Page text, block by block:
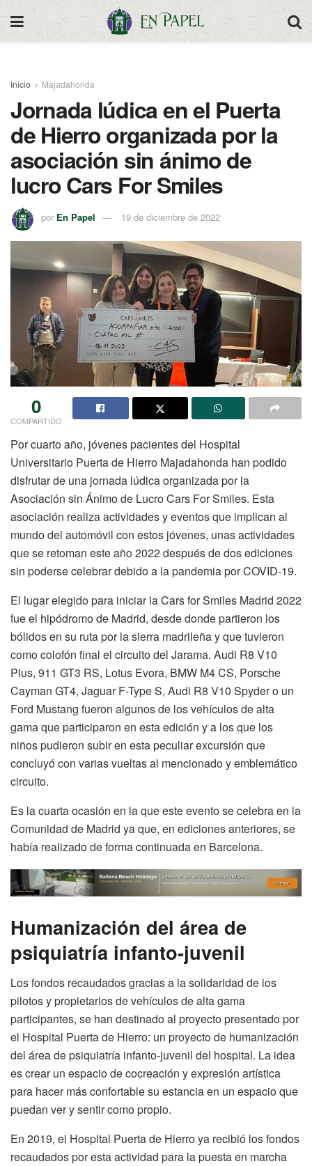
Inicio Majadahonda
Jornada lúdica en el Puerta
de Hierro organizada por la
asociación sin ánimo de
lucro Cars For Smiles
por En Papel 19 de diciembre de 2022
0
COMPARTIDO
Por cuarto año, jóvenes pacientes del Hospital
Universitario Puerta de Hierro Majadahonda han podido
disfrutar de una jornada lúdica organizada por la
Asociación sin Ánimo de Lucro Cars For Smiles. Esta
asociación realiza actividades y eventos que implican al
mundo del automóvil con estos jóvenes, unas actividades
que se retoman este año 2022 después de dos ediciones
sin poderse celebrar debido a la pandemia por COVID-19.
El lugar elegido para iniciar la Cars for Smiles Madrid 2022
fue el hipódromo de Madrid, desde donde partieron los
bólidos en su ruta por la sierra madrileña y que tuvieron
como colofón final el circuito del Jarama. Audi R8 V10
Plus, 911 GT3 RS, Lotus Evora, BMW M4 CS, Porsche
Cayman GT4, Jaguar F-Type S, Audi R8 V10 Spyder o un
Ford Mustang fueron algunos de los vehículos de alta
gama que participaron en esta edición y a los que los
niños pudieron subir en esta peculiar excursión que
concluyó con varias vueltas al mencionado y emblemático
circuito.
Es la cuarta ocasión en la que este evento se celebra en la
Comunidad de Madrid ya que, en ediciones anteriores, se
había realizado de forma continuada en Barcelona.
Humanización del área de
psiquiatría infanto-juvenil
Los fondos recaudados gracias a la solidaridad de los
pilotos y propietarios de vehículos de alta gama
participantes, se han destinado al proyecto presentado por
el Hospital Puerta de Hierro: un proyecto de humanización
del área de psiquiatría infanto-juvenil del hospital. La idea
es crear un espacio de cocreación y expresión artística
para hacer más confortable su estancia en un espacio que
puedan ver y sentir como propio.
En 2019, el Hospital Puerta de Hierro ya recibió los fondos
recaudados por esta actividad para la puesta en marcha